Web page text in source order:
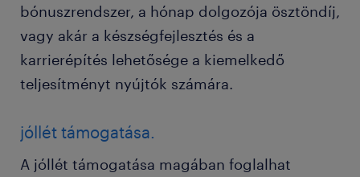
bónuszrendszer, a hónap dolgozója ösztöndíj,
vagy akár a készségfejlesztés és a
karrierépítés lehetősége a kiemelkedő
teljesítményt nyújtók számára.
jóllét támogatása.
A jóllét támogatása magában foglalhat